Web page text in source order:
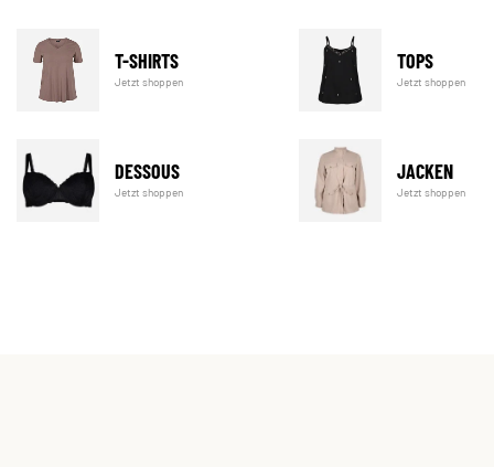
T-SHIRTS
Jetzt shoppen
TOPS
Jetzt shoppen
DESSOUS
Jetzt shoppen
JACKEN
Jetzt shoppen